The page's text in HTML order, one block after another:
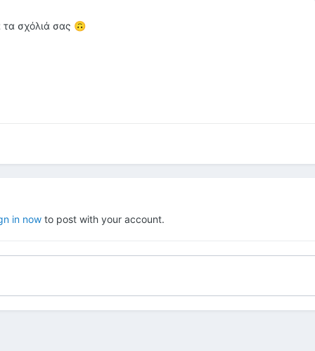
τα σχόλιά σας 🙃
in now to post with your account.